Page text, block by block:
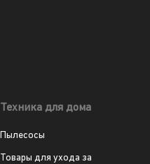
Техника для дома
Пылесосы
Товары для ухода за